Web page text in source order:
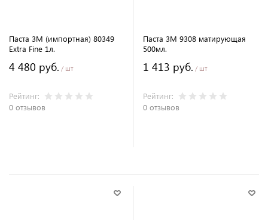
Паста 3M (импортная) 80349
Extra Fine 1л.
4 480 руб. / шт
Рейтинг:
0 отзывов
Паста 3M 9308 матирующая
500мл.
1 413 руб. / шт
Рейтинг:
0 отзывов